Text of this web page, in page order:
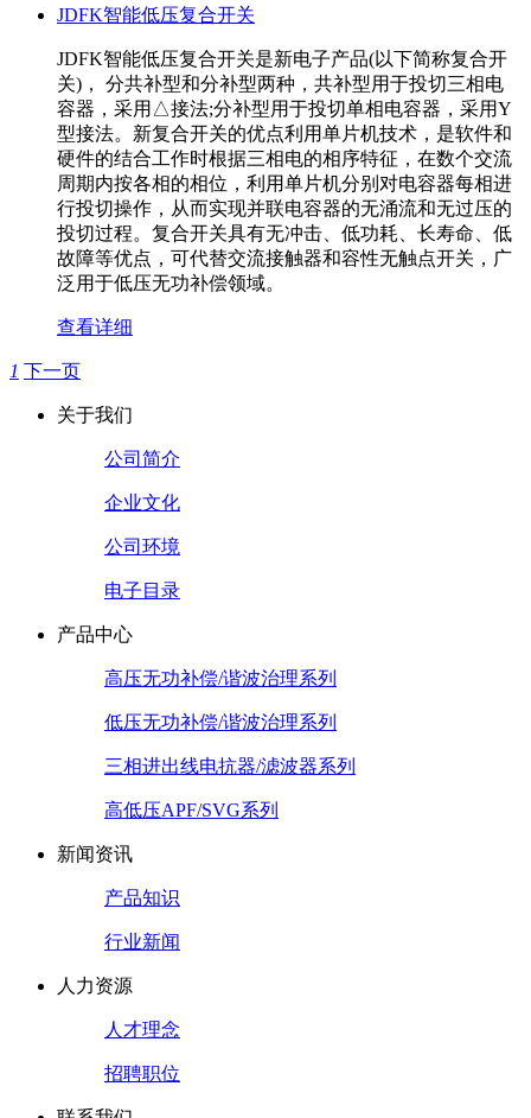
JDFK智能低压复合开关
JDFK智能低压复合开关是新电子产品(以下简称复合开
关)， 分共补型和分补型两种，共补型用于投切三相电
容器，采用△接法;分补型用于投切单相电容器，采用Y
型接法。新复合开关的优点利用单片机技术，是软件和
硬件的结合工作时根据三相电的相序特征，在数个交流
周期内按各相的相位，利用单片机分别对电容器每相进
行投切操作，从而实现并联电容器的无涌流和无过压的
投切过程。复合开关具有无冲击、低功耗、长寿命、低
故障等优点，可代替交流接触器和容性无触点开关，广
泛用于低压无功补偿领域。
查看详细
1 下一页
关于我们
公司简介
企业文化
公司环境
电子目录
产品中心
高压无功补偿/谐波治理系列
低压无功补偿/谐波治理系列
三相进出线电抗器/滤波器系列
高低压APF/SVG系列
新闻资讯
产品知识
行业新闻
人力资源
人才理念
招聘职位